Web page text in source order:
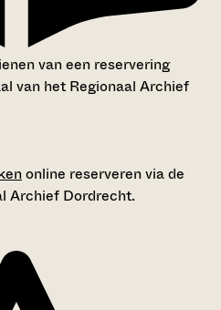
van een reservering
van het Regionaal Archief
online reserveren via de
Archief Dordrecht.